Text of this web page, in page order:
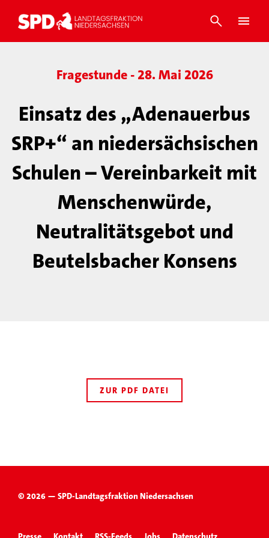
Fragestunde - 28. Mai 2026
Einsatz des „Adenauerbus
SRP+“ an niedersächsischen
Schulen – Vereinbarkeit mit
Menschenwürde,
Neutralitätsgebot und
Beutelsbacher Konsens
ZUR PDF DATEI
© 2026 — SPD-Landtagsfraktion Niedersachsen